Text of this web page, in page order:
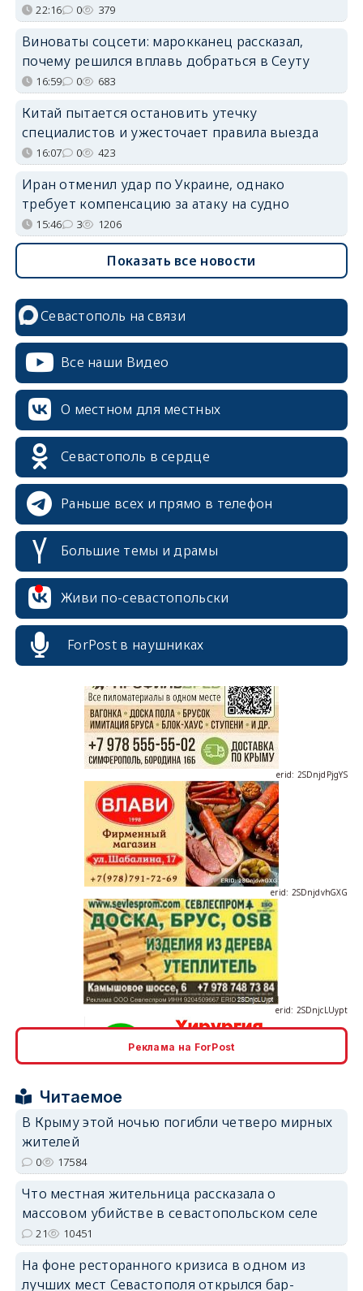
22:16 0 379
Виноваты соцсети: марокканец рассказал,
почему решился вплавь добраться в Сеуту
16:59 0 683
Китай пытается остановить утечку
специалистов и ужесточает правила выезда
16:07 0 423
Иран отменил удар по Украине, однако
требует компенсацию за атаку на судно
15:46 3 1206
Показать все новости
Севастополь на связи
Все наши Видео
О местном для местных
Севастополь в сердце
Раньше всех и прямо в телефон
Большие темы и драмы
Живи по-севастопольски
ForPost в наушниках
erid: 2SDnjdPjgYS
erid: 2SDnjdvhGXG
Реклама на ForPost
Читаемое
В Крыму этой ночью погибли четверо мирных
жителей
0 17584
Что местная жительница рассказала о
массовом убийстве в севастопольском селе
21 10451
На фоне ресторанного кризиса в одном из
лучших мест Севастополя открылся бар-